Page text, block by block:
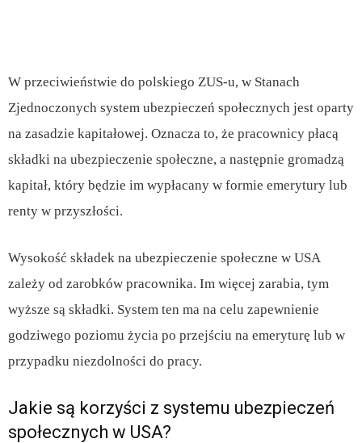
W przeciwieństwie do polskiego ZUS-u, w Stanach
Zjednoczonych system ubezpieczeń społecznych jest oparty
na zasadzie kapitałowej. Oznacza to, że pracownicy płacą
składki na ubezpieczenie społeczne, a następnie gromadzą
kapitał, który będzie im wypłacany w formie emerytury lub
renty w przyszłości.
Wysokość składek na ubezpieczenie społeczne w USA
zależy od zarobków pracownika. Im więcej zarabia, tym
wyższe są składki. System ten ma na celu zapewnienie
godziwego poziomu życia po przejściu na emeryturę lub w
przypadku niezdolności do pracy.
Jakie są korzyści z systemu ubezpieczeń
społecznych w USA?